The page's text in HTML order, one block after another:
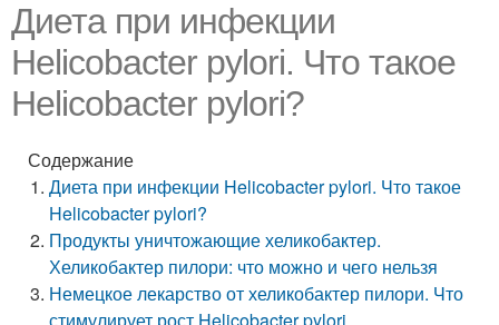
Диета при инфекции
Helicobacter pylori. Что такое
Helicobacter pylori?
Содержание
Диета при инфекции Helicobacter pylori. Что такое
Helicobacter pylori?
Продукты уничтожающие хеликобактер.
Хеликобактер пилори: что можно и чего нельзя
Немецкое лекарство от хеликобактер пилори. Что